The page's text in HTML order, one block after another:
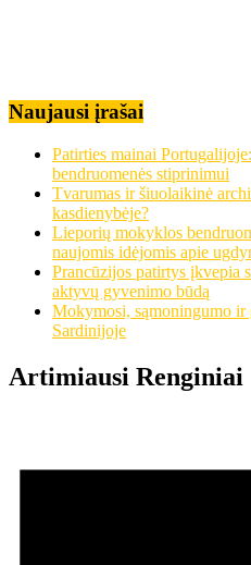
Naujausi įrašai
Patirties mainai
bendruomenės stiprinimui
Tvarumas ir šiuolaikinė
kasdienybėje?
Lieporių mokyklos
naujomis idėjomis apie
Prancūzijos patirtys įkvepia
aktyvų gyvenimo būdą
Mokymosi, sąmoningumo ir
Sardinijoje
Artimiausi Renginiai